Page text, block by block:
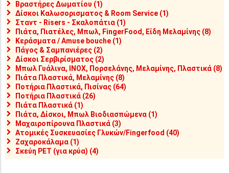
Βραστήρες Δωματίου (1)
Δίσκοι Καλωσορισματος & Room Service (1)
Σταντ - Risers - Σκαλοπάτια (1)
Πιάτα, Πιατέλες, Μπωλ, FingerFood, Είδη Μελαμίνης (8)
Κεράσματα / Amuse bouche (1)
Πάγος & Σαμπανιέρες (2)
Δίσκοι Σερβιρίσματος (2)
Μπωλ Γυάλινα, INOX, Πορσελάνης, Μελαμίνης, Πλαστικά (8)
Πιάτα Πλαστικά, Μελαμίνης (8)
Ποτήρια Πλαστικά, Πισίνας (64)
Ποτήρια Πλαστικά (26)
Πιάτα Πλαστικά (1)
Πιάτα, Δίσκοι, Μπωλ Βιοδιασπώμενα (1)
Μαχαιροπίρουνα Πλαστικά (3)
Ατομικές Συσκευασίες Γλυκών/Fingerfood (40)
Ζαχαροκάλαμα (1)
Σκεύη PET (για κρύα) (4)